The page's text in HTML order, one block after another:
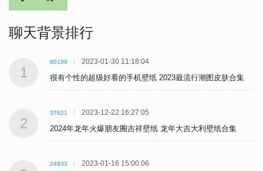
聊天背景排行
1
80199 2023-01-30 11:18:04
很有个性的超级好看的手机壁纸 2023最流行潮图皮肤合集
2
37621 2023-12-22 16:27:05
2024年龙年火爆朋友圈吉祥壁纸 龙年大吉大利壁纸合集
24833 2023-01-16 15:00:06